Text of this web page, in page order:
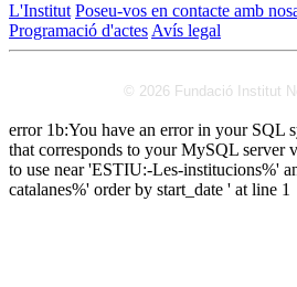
L'Institut Poseu-vos en contacte amb
Programació d'actes Avís legal
© 2026 Fundació Institut
error 1b:You have an error in your SQL
that corresponds to your MySQL server
to use near 'ESTIU:-Les-institucions%'
catalanes%' order by start_date ' at line 1